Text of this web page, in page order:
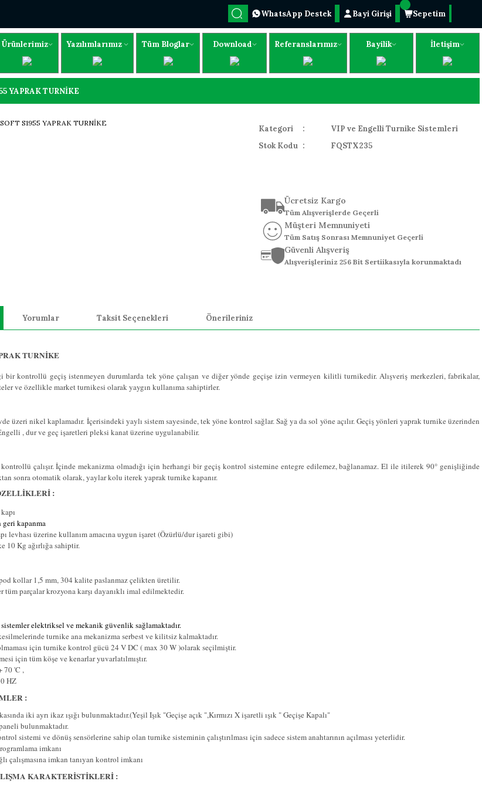
WhatsApp Destek Bayi Girişi Sepetim
Ürünlerimiz Yazılımlarımız Tüm Bloglar Download Referanslarımız Bayilik İletişim
YAPRAK TURNİKE
Kategori
VIP ve Engelli Turnike Sistemleri
Stok Kodu
FQSTX235
Ücretsiz Kargo
Tüm Alışverişlerde Geçerli
Müşteri Memnuniyeti
Tüm Satış Sonrası Memnuniyet Geçerli
Güvenli Alışveriş
Alışverişleriniz 256 Bit Sertiikasıyla korunmaktadı
Yorumlar Taksit Seçenekleri Önerileriniz
TURNİKE
bir kontrollü geçiş istenmeyen durumlarda tek yöne çalışan ve diğer yönde geçişe izin vermeyen kilitli turnikedir. Alışveriş merkezleri, fabrikalar,
ve özellikle market turnikesi olarak yaygın kullanıma sahiptirler.
üzeri nikel kaplamadır. İçerisindeki yaylı sistem sayesinde, tek yöne kontrol sağlar. Sağ ya da sol yöne açılır. Geçiş yönleri yaprak turnike üzerinden
, dur ve geç işaretleri pleksi kanat üzerine uygulanabilir.
çalışır. İçinde mekanizma olmadığı için herhangi bir geçiş kontrol sistemine entegre edilemez, bağlanamaz. El ile itilerek 90° genişliğinde
sonra otomatik olarak, yaylar kolu iterek yaprak turnike kapanır.
:
kapanma
levhası üzerine kullanım amacına uygun işaret (Özürlü/dur işareti gibi)
10 Kg ağırlığa sahiptir.
kollar 1,5 mm, 304 kalite paslanmaz çelikten üretilir.
parçalar krozyona karşı dayanıklı imal edilmektedir.
elektriksel ve mekanik güvenlik sağlamaktadır.
turnike ana mekanizma serbest ve kilitsiz kalmaktadır.
için turnike kontrol gücü 24 V DC ( max 30 W )olarak seçilmiştir.
için tüm köşe ve kenarlar yuvarlatılmıştır.
70 'C ,
HZ
:
iki ayrı ikaz ışığı bulunmaktadır.(Yeşil Işık "Geçişe açık ",Kırmızı X işaretli ışık " Geçişe Kapalı"
bulunmaktadır.
sistemi ve dönüş sensörlerine sahip olan turnike sisteminin çalıştırılması için sadece sistem anahtarının açılması yeterlidir.
imkanı
çalışmasına imkan tanıyan kontrol imkanı
KARAKTERİSTİKLERİ :